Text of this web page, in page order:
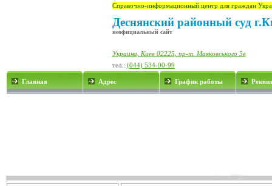
Справочно-информационный центр для граждан
Деснянский районный суд
неофициальный сайт
Украина, Киев 02225, пр-т. Маяковського 5в
тел.: (044) 534-00-99
Главная Адрес График работы